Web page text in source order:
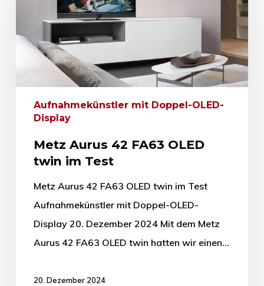
Aufnahmekünstler mit Doppel-OLED-
Display
Metz Aurus 42 FA63 OLED
twin im Test
Metz Aurus 42 FA63 OLED twin im Test
Aufnahmekünstler mit Doppel-OLED-
Display 20. Dezember 2024 Mit dem Metz
Aurus 42 FA63 OLED twin hatten wir einen…
20. Dezember 2024